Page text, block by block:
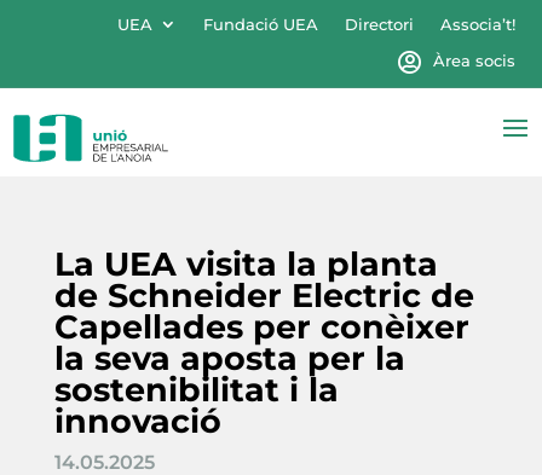
UEA Fundació UEA Directori
Associa’t!
Àrea socis
La UEA visita la planta
de Schneider Electric de
Capellades per conèixer
la seva aposta per la
sostenibilitat i la
innovació
14.05.2025